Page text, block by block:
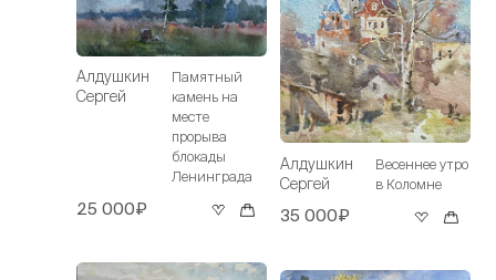
Алдушкин
Сергей
Памятный
камень на
месте
прорыва
блокады
Ленинграда
25 000₽
Алдушкин
Сергей
Весеннее утро
в Коломне
35 000₽